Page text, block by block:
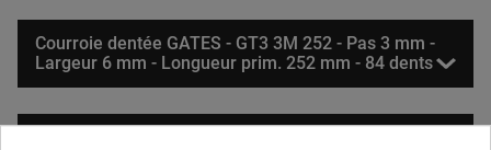
Courroie dentée GATES - GT3 3M 252 - Pas 3 mm -
Largeur 6 mm - Longueur prim. 252 mm - 84 dents